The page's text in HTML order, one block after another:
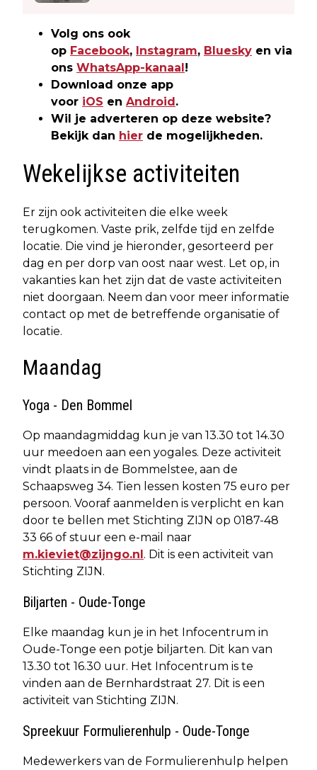
Volg ons ook
op Facebook, Instagram, Bluesky en via
ons WhatsApp-kanaal!
Download onze app
voor iOS en Android.
Wil je adverteren op deze website?
Bekijk dan hier de mogelijkheden.
Wekelijkse activiteiten
Er zijn ook activiteiten die elke week
terugkomen. Vaste prik, zelfde tijd en zelfde
locatie. Die vind je hieronder, gesorteerd per
dag en per dorp van oost naar west. Let op, in
vakanties kan het zijn dat de vaste activiteiten
niet doorgaan. Neem dan voor meer informatie
contact op met de betreffende organisatie of
locatie.
Maandag
Yoga - Den Bommel
Op maandagmiddag kun je van 13.30 tot 14.30
uur meedoen aan een yogales. Deze activiteit
vindt plaats in de Bommelstee, aan de
Schaapsweg 34. Tien lessen kosten 75 euro per
persoon. Vooraf aanmelden is verplicht en kan
door te bellen met Stichting ZIJN op 0187-48
33 66 of stuur een e-mail naar
m.kieviet@zijngo.nl. Dit is een activiteit van
Stichting ZIJN.
Biljarten - Oude-Tonge
Elke maandag kun je in het Infocentrum in
Oude-Tonge een potje biljarten. Dit kan van
13.30 tot 16.30 uur. Het Infocentrum is te
vinden aan de Bernhardstraat 27. Dit is een
activiteit van Stichting ZIJN.
Spreekuur Formulierenhulp - Oude-Tonge
Medewerkers van de Formulierenhulp helpen